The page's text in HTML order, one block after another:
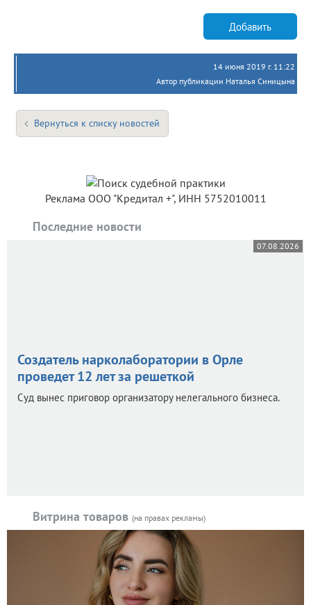
Добавить
14 июня 2019 г. 11:22
Автор публикации Наталья Синицына
Вернуться к списку новостей
Реклама ООО "Кредитал +", ИНН 5752010011
Последние новости
07.08.2026
Создатель нарколаборатории в Орле
проведет 12 лет за решеткой
Суд вынес приговор организатору нелегального бизнеса.
Витрина товаров (на правах рекламы)